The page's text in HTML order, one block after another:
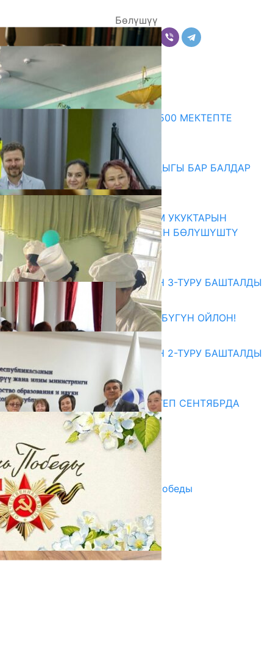
Бөлүшүү
Комментарийлер
Акыркы жаңылыктар
ПРЕЗИДЕНТТИН ЖАРЛЫГЫ: 500 МЕКТЕПТЕ
ШАХМАТ ИЙРИМИ АЧЫЛАТ
06.08.2026
СҮЛҮКТҮ: ӨЗГӨЧӨ МУКТАЖДЫГЫ БАР БАЛДАР
ҮЧҮН БОРБОР АЧЫЛДЫ
06.08.2026
КЫРГЫЗ ЭКСПЕРТТЕРИ АДАМ УКУКТАРЫН
ОКУТУУ ТАЖРЫЙБАСЫ МЕНЕН БӨЛҮШҮШТҮ
06.08.2026
Абитуриент
ЖОЖДОРГО КАБЫЛ АЛУУНУН 3-ТУРУ БАШТАЛДЫ
27.07.2026
ӨЗҮҢДҮН КЕЛЕЧЕГИҢ ҮЧҮН БҮГҮН ОЙЛОН!
20.07.2026
ЖОЖДОРГО КАБЫЛ АЛУУНУН 2-ТУРУ БАШТАЛДЫ
20.07.2026
Медиа
СУЗАКТА 750 ОРУНДУУ МЕКТЕП СЕНТЯБРДА
ПАЙДАЛАНУУГА БЕРИЛЕТ
07.08.2025
Улуу Жеңиштин жандуу сөзү
29.04.2025
Награды в преддверии Дня Победы
29.04.2025